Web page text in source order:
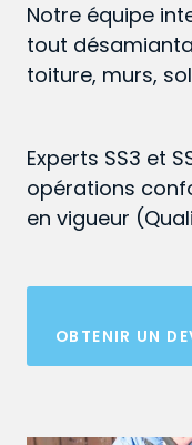
Notre équipe
tout
toiture, murs,
Experts SS3 et
opérations
en vigueur
OBTENIR UN